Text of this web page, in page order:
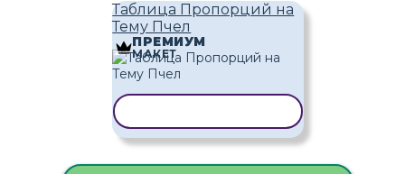
Таблица Пропорций на
Тему Пчел
ПРЕМИУМ
МАКЕТ